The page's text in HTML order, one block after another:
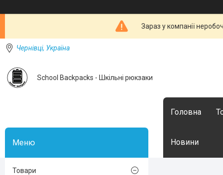
Зараз у компанії
Чернівці, Україна
School Backpacks - Шкільні рюкзаки
Головна
Новини
Товари